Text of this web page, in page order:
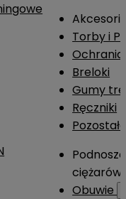
Torby i
Breloki
Gumy
Ręczniki
ciężarów
Obuwie